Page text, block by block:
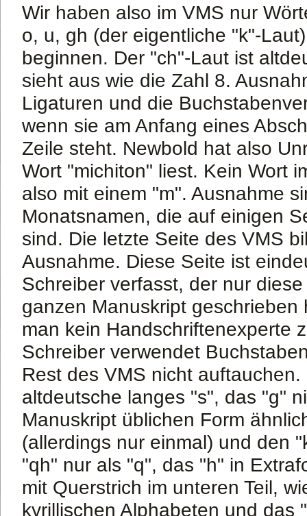
Wir haben also im VMS nur
o, u, gh (der eigentliche "k"-
beginnen. Der "ch"-Laut ist
sieht aus wie die Zahl 8.
Ligaturen und die
wenn sie am Anfang eines
Zeile steht. Newbold hat also
Wort "michiton" liest. Kein Wort
also mit einem "m". Ausnahme
Monatsnamen, die auf einigen
sind. Die letzte Seite des VMS
Ausnahme. Diese Seite ist
Schreiber verfasst, der nur
ganzen Manuskript geschrieben
man kein Handschriftenexperte
Schreiber verwendet
Rest des VMS nicht
altdeutsche langes "s", das "g"
Manuskript üblichen Form
(allerdings nur einmal) und den
"qh" nur als "q", das "h" in
mit Querstrich im unteren Teil,
kyrillischen Alphabeten und das